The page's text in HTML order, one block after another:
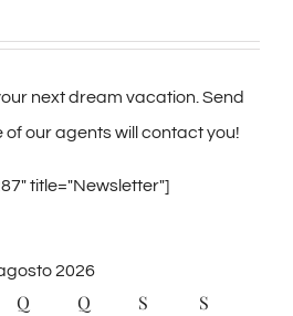
next dream vacation. Send
of our agents will contact you!
title="Newsletter"]
2026
Q Q S S